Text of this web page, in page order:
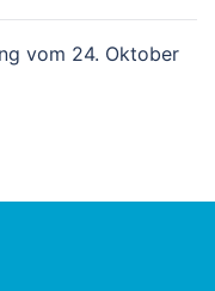
vom 24. Oktober